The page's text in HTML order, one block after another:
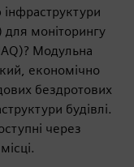
для моніторингу
Модульна
економічно
бездротових
будівлі.
через